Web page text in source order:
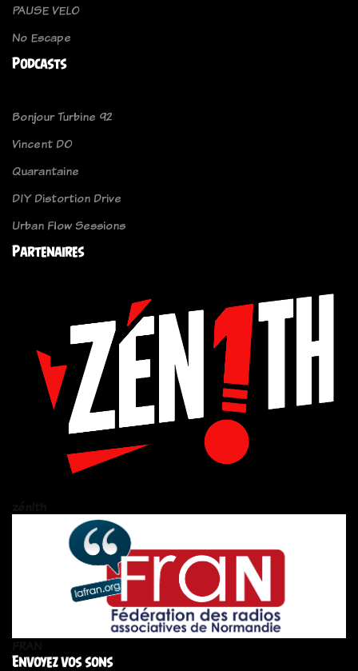
PAUSE VELO
No Escape
Podcasts
Bonjour Turbine 92
Vincent DO
Quarantaine
DIY Distortion Drive
Urban Flow Sessions
Partenaires
Envoyez vos sons